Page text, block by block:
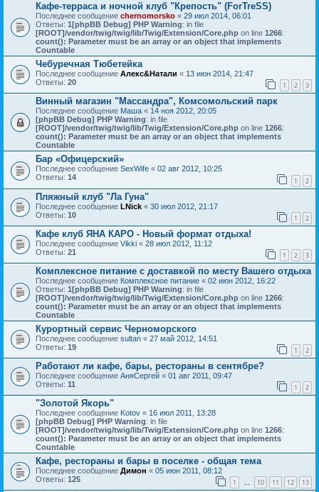
Кафе-терраса и ночной клуб "Крепость" (ForTreSS)
Последнее сообщение chernomorsko « 29 июл 2014, 06:01
Ответы: 1 [phpBB Debug] PHP Warning: in file
[ROOT]/vendor/twig/twig/lib/Twig/Extension/Core.php on line 1266:
count(): Parameter must be an array or an object that implements
Countable
Чебуречная Тюбетейка
Последнее сообщение Алекс&Натали « 13 июн 2014, 21:47
Ответы: 20 1 2 3
Винный магазин "Массандра", Комсомольский парк
Последнее сообщение Маша « 14 ноя 2012, 20:05
[phpBB Debug] PHP Warning: in file
[ROOT]/vendor/twig/twig/lib/Twig/Extension/Core.php on line 1266:
count(): Parameter must be an array or an object that implements
Countable
Бар «Офицерский»
Последнее сообщение SexWife « 02 авг 2012, 10:25
Ответы: 14 1 2
Пляжный клуб "Ла Гуна"
Последнее сообщение LNick « 30 июл 2012, 21:17
Ответы: 10 1 2
Кафе клуб ЯНА КАРО - Новый формат отдыха!
Последнее сообщение Vikki « 28 июл 2012, 11:12
Ответы: 21 1 2 3
Комплексное питание с доставкой по месту Вашего отдыха
Последнее сообщение Комплексное питание « 02 июн 2012, 16:22
Ответы: 1[phpBB Debug] PHP Warning: in file
[ROOT]/vendor/twig/twig/lib/Twig/Extension/Core.php on line 1266:
count(): Parameter must be an array or an object that implements
Countable
Курортный сервис Черноморского
Последнее сообщение sultan « 27 май 2012, 14:51
Ответы: 19 1 2
Работают ли кафе, бары, рестораны в сентябре?
Последнее сообщение АняСергей « 01 авг 2011, 09:47
Ответы: 11 1 2
"Золотой Якорь"
Последнее сообщение Kotov « 16 июл 2011, 13:28
[phpBB Debug] PHP Warning: in file
[ROOT]/vendor/twig/twig/lib/Twig/Extension/Core.php on line 1266:
count(): Parameter must be an array or an object that implements
Countable
Кафе, рестораны и бары в поселке - общая тема
Последнее сообщение Димон « 05 июн 2011, 08:12
Ответы: 125 1 … 10 11 12 13